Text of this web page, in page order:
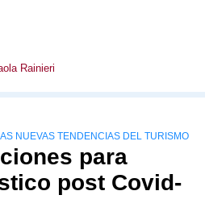
Rainieri
NUEVAS TENDENCIAS DEL TURISMO
para
post Covid-